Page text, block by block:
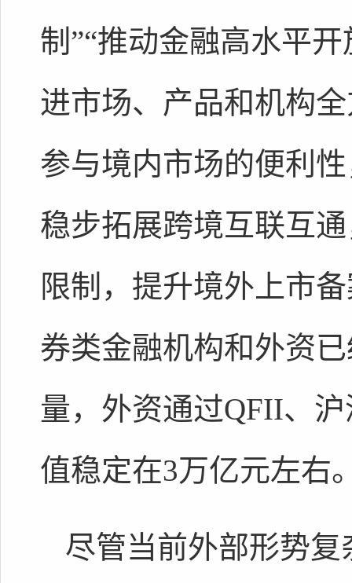
制”“推动金融高水平
进市场、产品和机构
参与境内市场的便利
稳步拓展跨境互联互
限制，提升境外上市
券类金融机构和外资
量，外资通过QFII、
值稳定在3万亿元左右
尽管当前外部形势